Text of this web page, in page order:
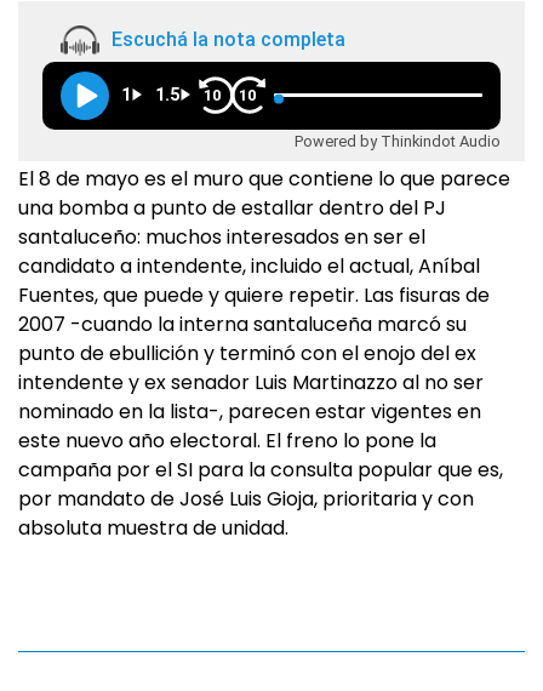
Escuchá la nota completa
1 1.5 10 10
Powered by Thinkindot Audio
El 8 de mayo es el muro que contiene lo que parece
una bomba a punto de estallar dentro del PJ
santaluceño: muchos interesados en ser el
candidato a intendente, incluido el actual, Aníbal
Fuentes, que puede y quiere repetir. Las fisuras de
2007 -cuando la interna santaluceña marcó su
punto de ebullición y terminó con el enojo del ex
intendente y ex senador Luis Martinazzo al no ser
nominado en la lista-, parecen estar vigentes en
este nuevo año electoral. El freno lo pone la
campaña por el SI para la consulta popular que es,
por mandato de José Luis Gioja, prioritaria y con
absoluta muestra de unidad.